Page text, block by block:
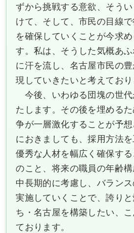
ずから挑戦する意欲、そう
けて、そして、市民の目線
を確保していくことが今求
す。私は、そうした気概あ
に汗を流し、名古屋市民の
現していきたいと考えており
今後、いわゆる団塊の世
たします。その後を埋める
争が一層激化することが予
におきましても、採用方法
優秀な人材を幅広く確保す
のこと、将来の職員の年齢
中長期的に考慮し、バラン
実施していくことで、誇り
ち・名古屋を構築したい、
ております。